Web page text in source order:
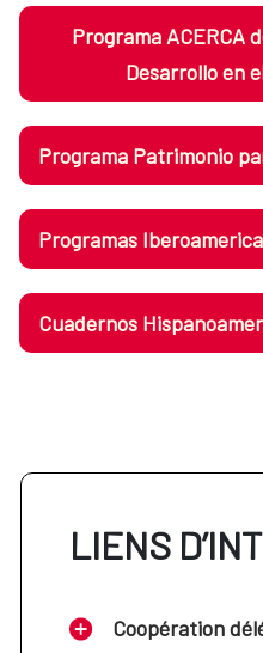
Programa ACERCA
Desarrollo en
Programa Patrimonio
Programas
Cuadernos
LIENS
Coopération